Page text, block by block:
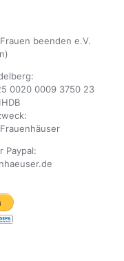
beenden e.V.
0020 0009 3750 23
Paypal: